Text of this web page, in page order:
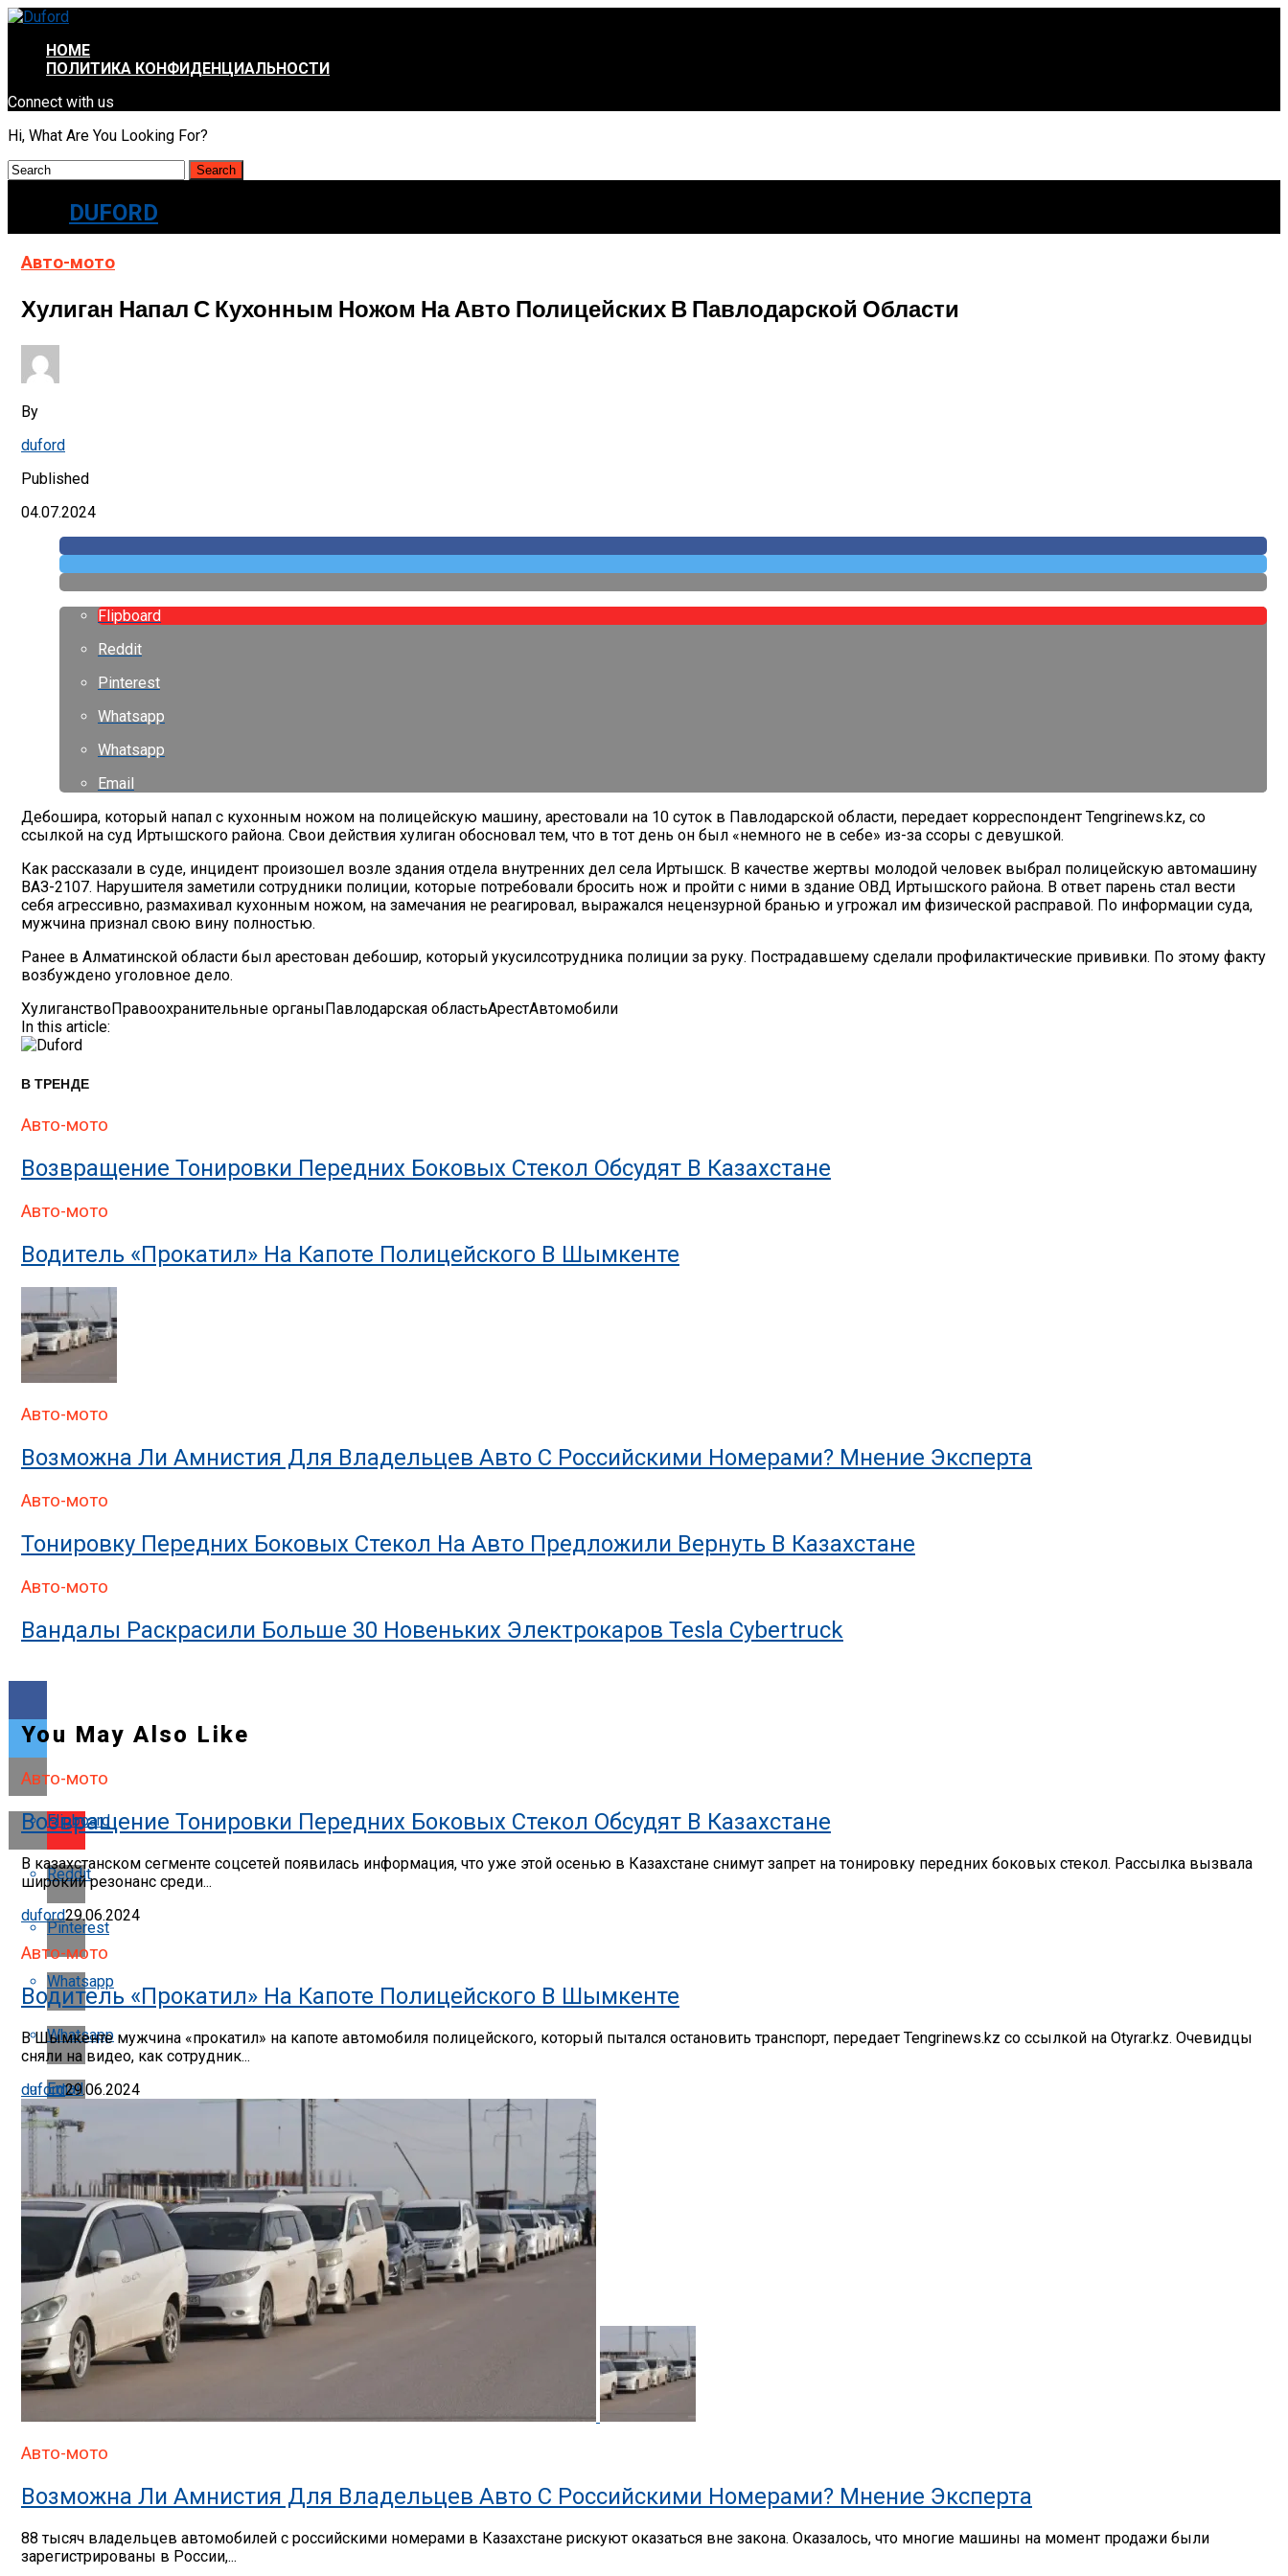
HOME
ПОЛИТИКА КОНФИДЕНЦИАЛЬНОСТИ
Connect with us
Hi, What Are You Looking For?
DUFORD
Авто-мото
Хулиган Напал С Кухонным Ножом На Авто Полицейских В Павлодарской Области
By
duford
Published
04.07.2024
Flipboard
Reddit
Pinterest
Whatsapp
Whatsapp
Email
Дебошира, который напал с кухонным ножом на полицейскую машину, арестовали на 10 суток в Павлодарской области, передает корреспондент Tengrinews.kz, со
ссылкой на суд Иртышского района. Свои действия хулиган обосновал тем, что в тот день он был «немного не в себе» из-за ссоры с девушкой.
Как рассказали в суде, инцидент произошел возле здания отдела внутренних дел села Иртышск. В качестве жертвы молодой человек выбрал полицейскую автомашину
ВАЗ-2107. Нарушителя заметили сотрудники полиции, которые потребовали бросить нож и пройти с ними в здание ОВД Иртышского района. В ответ парень стал вести
себя агрессивно, размахивал кухонным ножом, на замечания не реагировал, выражался нецензурной бранью и угрожал им физической расправой. По информации суда,
мужчина признал свою вину полностью.
Ранее в Алматинской области был арестован дебошир, который укусилсотрудника полиции за руку. Пострадавшему сделали профилактические прививки. По этому факту
возбуждено уголовное дело.
ХулиганствоПравоохранительные органыПавлодарская областьАрестАвтомобили
In this article:
В ТРЕНДЕ
Авто-мото
Возвращение Тонировки Передних Боковых Стекол Обсудят В Казахстане
Авто-мото
Водитель «прокатил» На Капоте Полицейского В Шымкенте
Авто-мото
Возможна Ли Амнистия Для Владельцев Авто С Российскими Номерами? Мнение Эксперта
Авто-мото
Тонировку Передних Боковых Стекол На Авто Предложили Вернуть В Казахстане
Авто-мото
Вандалы Раскрасили Больше 30 Новеньких Электрокаров Tesla Cybertruck
Flipboard
Reddit
Pinterest
Whatsapp
Whatsapp
Email
You May Also Like
Авто-мото
Возвращение Тонировки Передних Боковых Стекол Обсудят В Казахстане
В казахстанском сегменте соцсетей появилась информация, что уже этой осенью в Казахстане снимут запрет на тонировку передних боковых стекол. Рассылка вызвала
широкий резонанс среди...
duford29.06.2024
Авто-мото
Водитель «прокатил» На Капоте Полицейского В Шымкенте
В Шымкенте мужчина «прокатил» на капоте автомобиля полицейского, который пытался остановить транспорт, передает Tengrinews.kz со ссылкой на Otyrar.kz. Очевидцы
сняли на видео, как сотрудник...
duford29.06.2024
Авто-мото
Возможна Ли Амнистия Для Владельцев Авто С Российскими Номерами? Мнение Эксперта
88 тысяч владельцев автомобилей с российскими номерами в Казахстане рискуют оказаться вне закона. Оказалось, что многие машины на момент продажи были
зарегистрированы в России,...